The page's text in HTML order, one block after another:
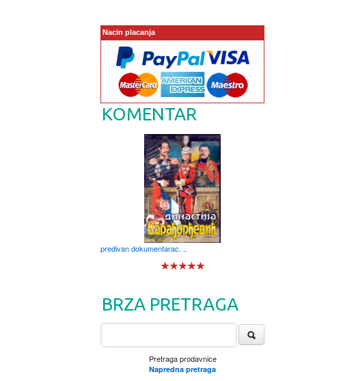
Nacin placanja
KOMENTAR
predivan dokumentarac. ..
BRZA PRETRAGA
Pretraga prodavnice
Napredna pretraga